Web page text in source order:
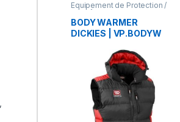
Equipement de Protection /
EPI
Vêtements de travail
BODY WARMER
DICKIES | VP.BODYW